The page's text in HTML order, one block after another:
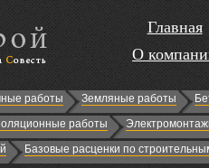
Главная
О
работы Земляные работы
работы
Базовые расценки по